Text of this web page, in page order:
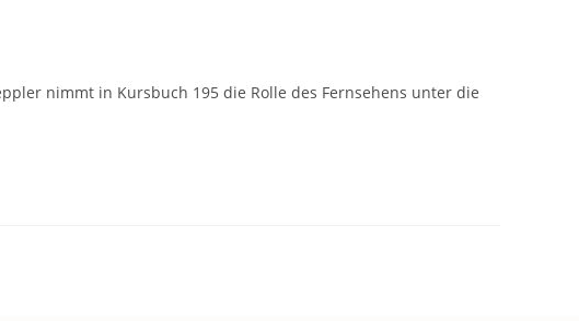
nimmt in Kursbuch 195 die Rolle des Fernsehens unter die